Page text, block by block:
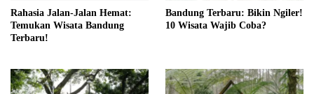
Rahasia Jalan-Jalan Hemat:
Temukan Wisata Bandung
Terbaru!
Bandung Terbaru: Bikin Ngiler!
10 Wisata Wajib Coba?